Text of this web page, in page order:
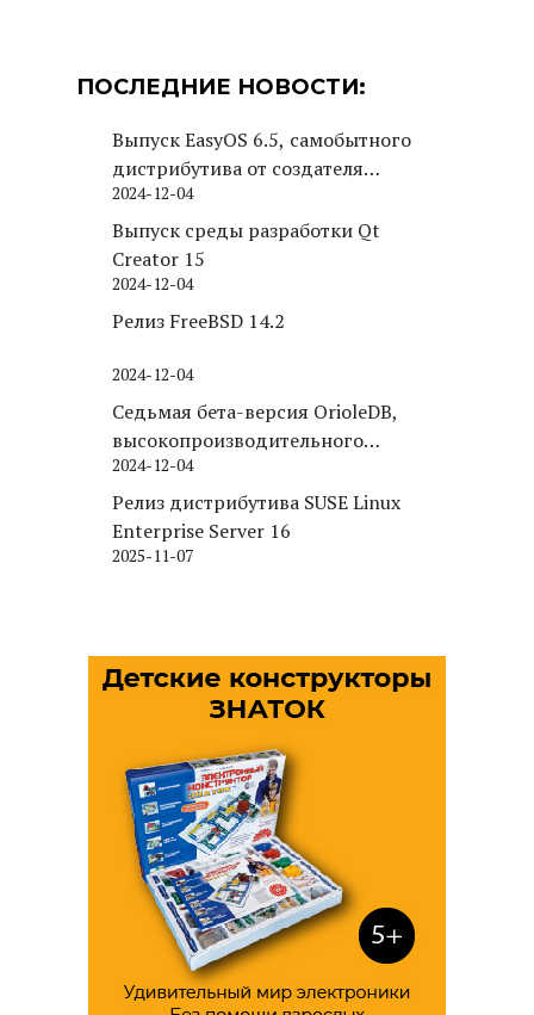
ПОСЛЕДНИЕ НОВОСТИ:
Выпуск EasyOS 6.5, самобытного
дистрибутива от создателя
Puppy Linux
2024-12-04
Выпуск среды разработки Qt
Creator 15
2024-12-04
Релиз FreeBSD 14.2
2024-12-04
Седьмая бета-версия OrioleDB,
высокопроизводительного
движка хранения для PostgreSQL
2024-12-04
Релиз дистрибутива SUSE Linux
Enterprise Server 16
2025-11-07